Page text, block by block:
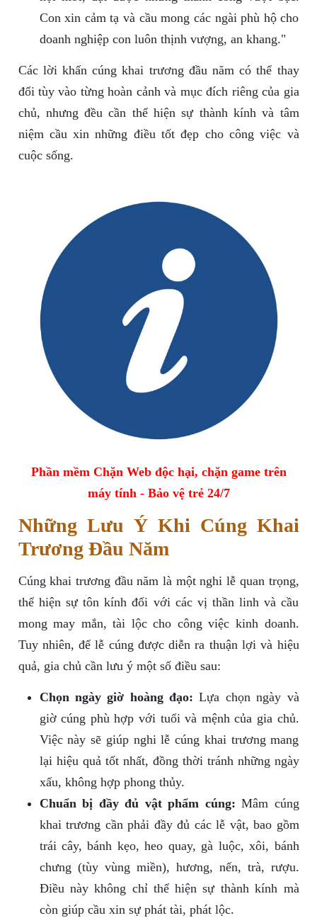
Con xin cảm tạ và cầu mong các ngài phù hộ cho
doanh nghiệp con luôn thịnh vượng, an khang."
Các lời khấn cúng khai trương đầu năm có thể thay
đổi tùy vào từng hoàn cảnh và mục đích riêng của gia
chủ, nhưng đều cần thể hiện sự thành kính và tâm
niệm cầu xin những điều tốt đẹp cho công việc và
cuộc sống.
Phần mềm Chặn Web độc hại, chặn game trên
máy tính - Bảo vệ trẻ 24/7
Những Lưu Ý Khi Cúng Khai
Trương Đầu Năm
Cúng khai trương đầu năm là một nghi lễ quan trọng,
thể hiện sự tôn kính đối với các vị thần linh và cầu
mong may mắn, tài lộc cho công việc kinh doanh.
Tuy nhiên, để lễ cúng được diễn ra thuận lợi và hiệu
quả, gia chủ cần lưu ý một số điều sau:
Chọn ngày giờ hoàng đạo: Lựa chọn ngày và
giờ cúng phù hợp với tuổi và mệnh của gia chủ.
Việc này sẽ giúp nghi lễ cúng khai trương mang
lại hiệu quả tốt nhất, đồng thời tránh những ngày
xấu, không hợp phong thủy.
Chuẩn bị đầy đủ vật phẩm cúng: Mâm cúng
khai trương cần phải đầy đủ các lễ vật, bao gồm
trái cây, bánh kẹo, heo quay, gà luộc, xôi, bánh
chưng (tùy vùng miền), hương, nến, trà, rượu.
Điều này không chỉ thể hiện sự thành kính mà
còn giúp cầu xin sự phát tài, phát lộc.